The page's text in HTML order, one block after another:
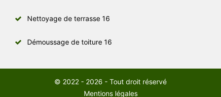
Nettoyage de terrasse 16
Démoussage de toiture 16
© 2022 - 2026 - Tout droit réservé
Mentions légales